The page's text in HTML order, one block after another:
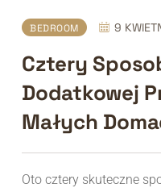
BEDROOM 9
Cztery
Dodatkowej
Małych
Oto cztery skuteczne